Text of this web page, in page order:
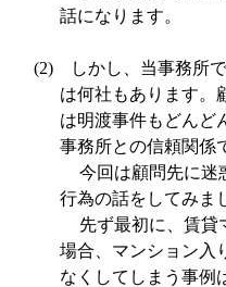
話になります。
(2) しかし、当事務所
は何社もあります。
は明渡事件もどんど
事務所との信頼関係
今回は顧問先に迷
行為の話をしてみま
先ず最初に、賃貸
場合、マンション入
なくしてしまう事例